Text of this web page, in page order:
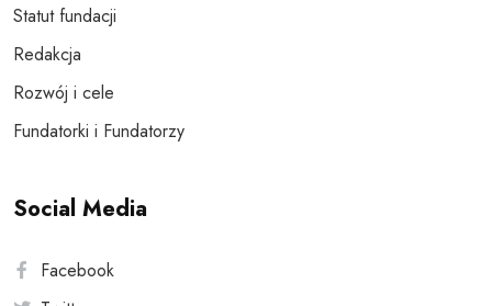
Statut fundacji
Redakcja
Rozwój i cele
Fundatorki i Fundatorzy
Social Media
Facebook